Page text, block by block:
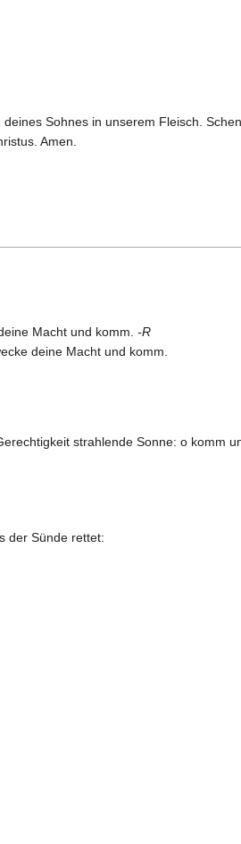
Sohnes in unserem Fleisch.
Amen.
Macht und komm. -R
deine Macht und komm.
strahlende Sonne: o komm
der Sünde rettet: